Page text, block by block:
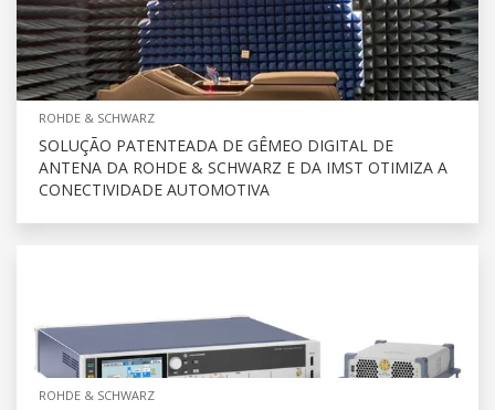
ROHDE & SCHWARZ
SOLUÇÃO PATENTEADA DE GÊMEO DIGITAL DE
ANTENA DA ROHDE & SCHWARZ E DA IMST OTIMIZA A
CONECTIVIDADE AUTOMOTIVA
ROHDE & SCHWARZ